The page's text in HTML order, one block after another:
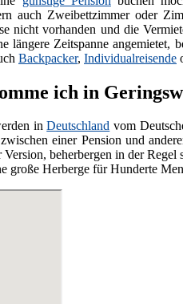
auch Zweibettzimmer oder
nicht vorhanden und die
längere Zeitspanne
Backpacker, Individualreisende
ich in
inDeutschland vom
einer Pension und
Version, beherbergen in der
große Herberge für Hunderte